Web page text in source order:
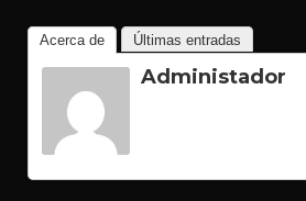
Acerca de Últimas entradas
Administador